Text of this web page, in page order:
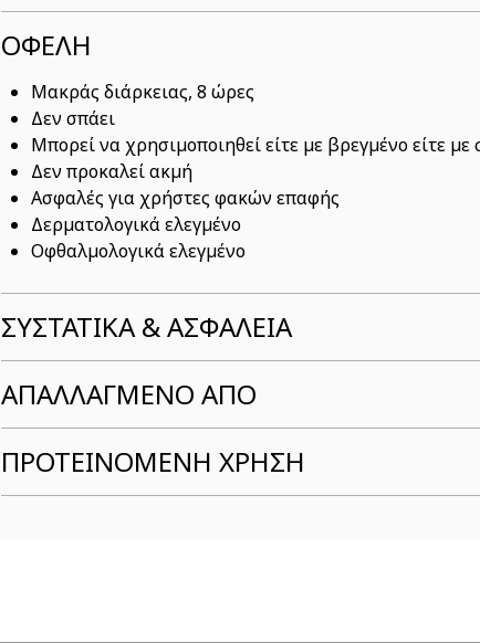
ΟΦΕΛΗ
Μακράς διάρκειας, 8 ώρες
Δεν σπάει
Μπορεί να χρησιμοποιηθεί είτε με βρεγμένο είτε με
Δεν προκαλεί ακμή
Ασφαλές για χρήστες φακών επαφής
Δερματολογικά ελεγμένο
Οφθαλμολογικά ελεγμένο
ΣΥΣΤΑΤΙΚΆ & ΑΣΦΆΛΕΙΑ
ΑΠΑΛΛΑΓΜΕΝΟ ΑΠΟ
ΠΡΟΤΕΙΝΟΜΕΝΗ ΧΡΗΣΗ